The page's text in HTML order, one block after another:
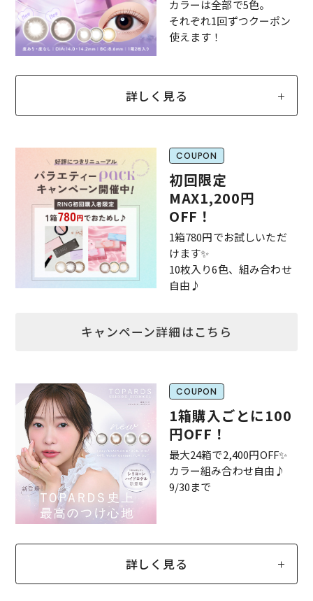
カラーは全部で5色。
それぞれ1回ずつクーポン
使えます！
詳しく見る
COUPON
初回限定
MAX1,200円
OFF！
1箱780円でお試しいただ
けます✨️
10枚入り6色、組み合わせ
自由♪
キャンペーン詳細はこちら
COUPON
1箱購入ごとに100
円OFF！
最大24箱で2,400円OFF✨️
カラー組み合わせ自由♪
9/30まで
詳しく見る